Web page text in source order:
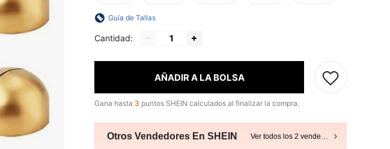
Guía de Tallas
Cantidad:
AÑADIR A LA BOLSA
Gana hasta 3 puntos SHEIN calculados al finalizar la compra.
Otros Vendedores En SHEIN Ver todos los 2 vendedores